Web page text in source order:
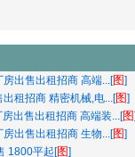
出售出租招商 高端...[图]
租招商 精密机械,电...[图]
出售出租招商 高端装...[图
出售出租招商 生物...[图]
1800平起[图]